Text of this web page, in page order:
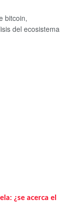
bitcoin,
del ecosistema
¿se acerca el